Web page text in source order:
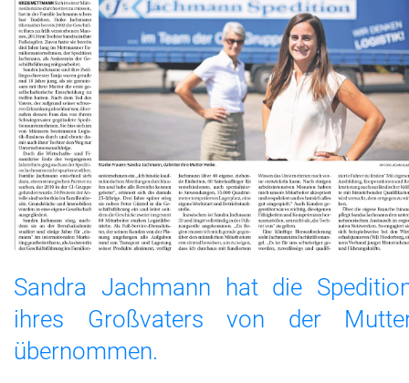
Sandra Jachmann hat die
ihres Großvaters von der
übernommen.